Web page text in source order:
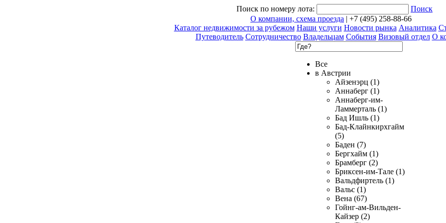
Поиск по номеру лота:
Поиск
О компании, схема проезда | +7 (495) 258-88-66
Каталог недвижимости за рубежом Наши услуги Новости рынка Аналитика
Путеводитель Сотрудничество Владельцам События Визовый отдел О
Все
в Австрии
Айзенэрц (1)
Аннаберг (1)
Аннаберг-им-
Ламмерталь (1)
Бад Ишль (1)
Бад-Клайнкирхгайм
(5)
Баден (7)
Бергхайм (1)
Брамберг (2)
Бриксен-им-Тале (1)
Вальдфиртель (1)
Вальс (1)
Вена (67)
Гойнг-ам-Вильден-
Кайзер (2)